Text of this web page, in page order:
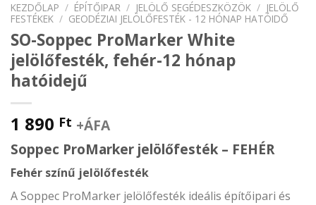
KEZDŐLAP / ÉPÍTŐIPAR / JELÖLŐ SEGÉDESZKÖZÖK / JELÖLŐ
FESTÉKEK / GEODÉZIAI JELÖLŐFESTÉK - 12 HÓNAP HATÓIDŐ
SO-Soppec ProMarker White
jelölőfesték, fehér-12 hónap
hatóidejű
1 890 Ft +ÁFA
Soppec ProMarker jelölőfesték – FEHÉR
Fehér színű jelölőfesték
A Soppec ProMarker jelölőfesték ideális építőipari és